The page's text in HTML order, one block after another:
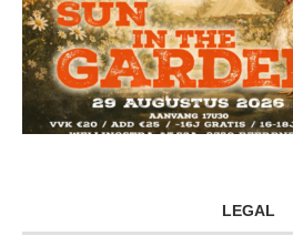
LEGAL